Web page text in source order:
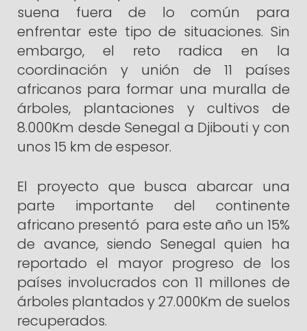
suena fuera de lo común para
enfrentar este tipo de situaciones. Sin
embargo, el reto radica en la
coordinación y unión de 11 países
africanos para formar una muralla de
árboles, plantaciones y cultivos de
8.000Km desde Senegal a Djibouti y con
unos 15 km de espesor.
El proyecto que busca abarcar una
parte importante del continente
africano presentó para este año un 15%
de avance, siendo Senegal quien ha
reportado el mayor progreso de los
países involucrados con 11 millones de
árboles plantados y 27.000Km de suelos
recuperados.